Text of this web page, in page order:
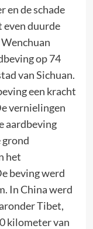
en de schade
even duurde
op 74
van Sichuan.
een kracht
vernielingen
aardbeving
grond
het
beving werd
In China werd
Tibet,
kilometer van